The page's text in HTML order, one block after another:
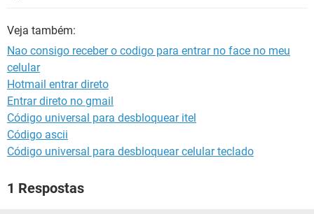
Veja também:
Nao consigo receber o codigo para entrar no face no meu
celular
Hotmail entrar direto
Entrar direto no gmail
Código universal para desbloquear itel
Código ascii
Código universal para desbloquear celular teclado
1 Respostas